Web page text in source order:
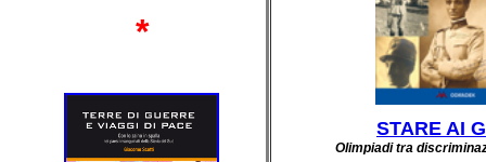
*
STARE AI
Olimpiadi tra